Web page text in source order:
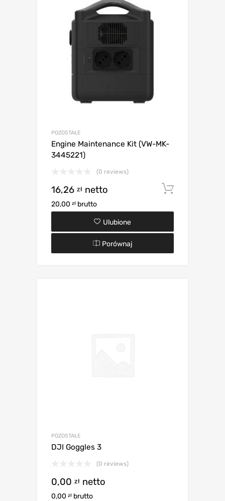
POZOSTAŁE
Engine Maintenance Kit (VW-MK-
3445221)
(0 reviews)
16,26 zł netto
20,00 zł brutto
Ulubione
Porównaj
POZOSTAŁE
DJI Goggles 3
(0 reviews)
0,00 zł netto
0,00 zł brutto